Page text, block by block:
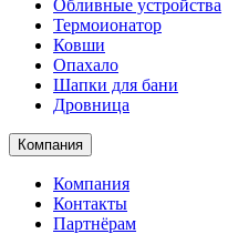
Обливные устройства
Термоионатор
Ковши
Опахало
Шапки для бани
Дровница
Компания
Компания
Контакты
Партнёрам